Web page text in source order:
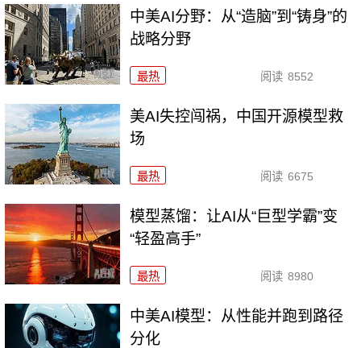
中美AI分野：从“造脑”到“铸身”的
战略分野
最热 阅读 8552
美AI失控闯祸，中国开源模型救
场
最热 阅读 6675
模型蒸馏：让AI从“巨型学霸”变
“轻盈高手”
最热 阅读 8980
中美AI模型：从性能并跑到路径
分化